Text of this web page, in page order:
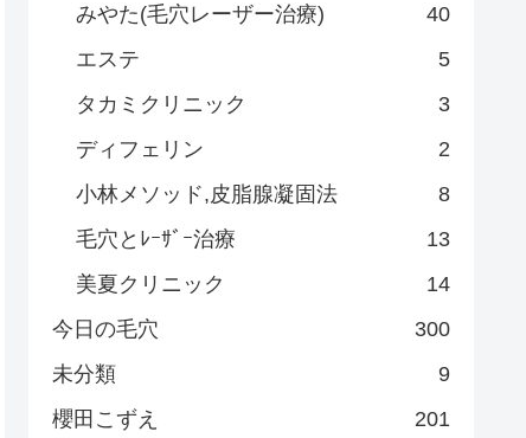
みやた(毛穴レーザー治療)
40
エステ
5
タカミクリニック
3
ディフェリン
2
小林メソッド,皮脂腺凝固法
8
毛穴とﾚｰｻﾞｰ治療
13
美夏クリニック
14
今日の毛穴
300
未分類
9
櫻田こずえ
201